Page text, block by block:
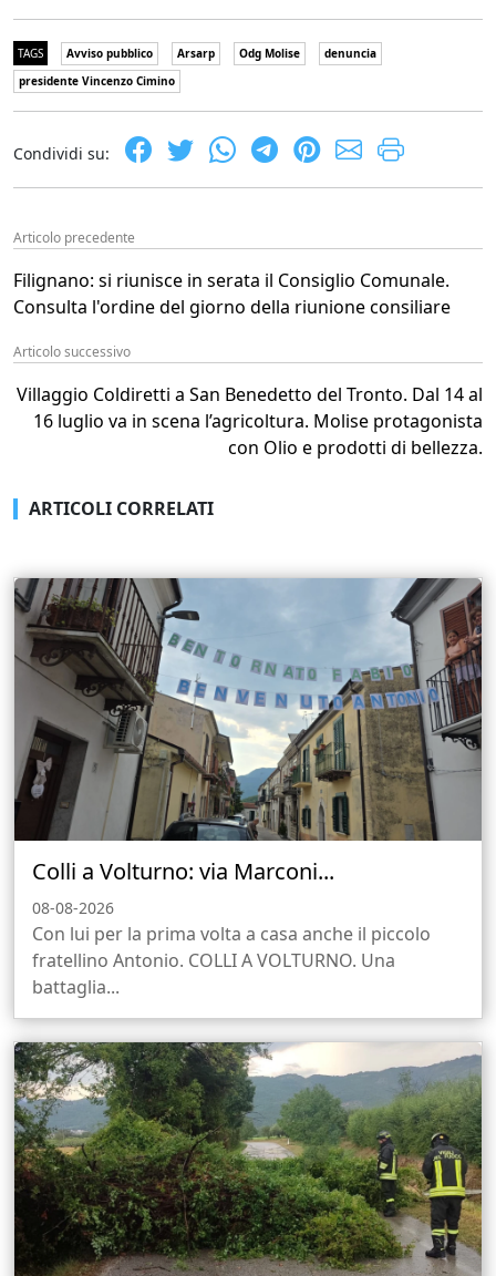
TAGS Avviso pubblico Arsarp Odg Molise
denuncia
presidente Vincenzo Cimino
Condividi su:
Articolo precedente
Filignano: si riunisce in serata il Consiglio Comunale.
Consulta l'ordine del giorno della riunione consiliare
Articolo successivo
Villaggio Coldiretti a San Benedetto del Tronto. Dal 14 al
16 luglio va in scena l’agricoltura. Molise protagonista
con Olio e prodotti di bellezza.
ARTICOLI CORRELATI
Colli a Volturno: via Marconi...
08-08-2026
Con lui per la prima volta a casa anche il piccolo
fratellino Antonio. COLLI A VOLTURNO. Una
battaglia...